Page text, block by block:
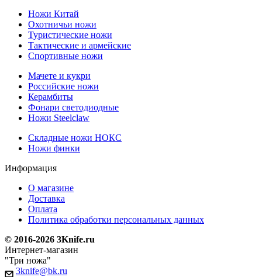
Ножи Китай
Охотничьи ножи
Туристические ножи
Тактические и армейские
Спортивные ножи
Мачете и кукри
Российские ножи
Керамбиты
Фонари светодиодные
Ножи Steelclaw
Складные ножи НОКС
Ножи финки
Информация
О магазине
Доставка
Оплата
Политика обработки персональных данных
© 2016-2026 3Knife.ru
Интернет-магазин
"Три ножа"
3knife@bk.ru